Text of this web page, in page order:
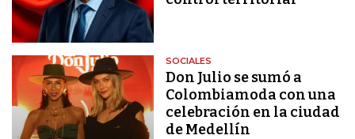
SOCIALES
Don Julio se sumó a
Colombiamoda con una
celebración en la ciudad
de Medellín